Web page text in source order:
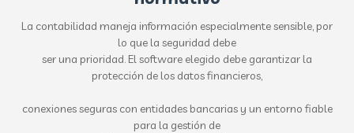
La contabilidad maneja información especialmente sensible, por
lo que la seguridad debe
ser una prioridad. El software elegido debe garantizar la
protección de los datos financieros,
conexiones seguras con entidades bancarias y un entorno fiable
para la gestión de